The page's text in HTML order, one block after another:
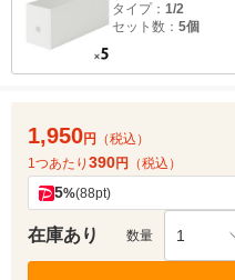
タイプ： 1/2
セット数： 5個
1,950円
（税込）
1つあたり 390円 （税込）
5%(88pt)
在庫あり 数量 1